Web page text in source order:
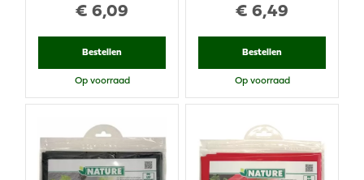
€ 6,09
Bestellen
Op voorraad
€ 6,49
Bestellen
Op voorraad